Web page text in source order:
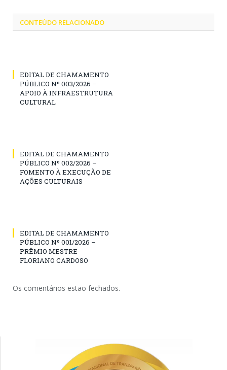
CONTEÚDO RELACIONADO
EDITAL DE CHAMAMENTO
PÚBLICO Nº 003/2026 –
APOIO À INFRAESTRUTURA
CULTURAL
EDITAL DE CHAMAMENTO
PÚBLICO Nº 002/2026 –
FOMENTO À EXECUÇÃO DE
AÇÕES CULTURAIS
EDITAL DE CHAMAMENTO
PÚBLICO Nº 001/2026 –
PRÊMIO MESTRE
FLORIANO CARDOSO
Os comentários estão fechados.